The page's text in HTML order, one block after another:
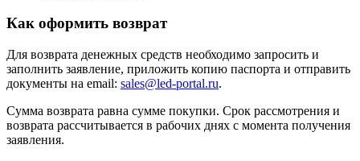
Как оформить возврат
Для возврата денежных средств необходимо запросить и
заполнить заявление, приложить копию паспорта и отправить
документы на email: sales@led-portal.ru.
Сумма возврата равна сумме покупки. Срок рассмотрения и
возврата рассчитывается в рабочих днях с момента получения
заявления.